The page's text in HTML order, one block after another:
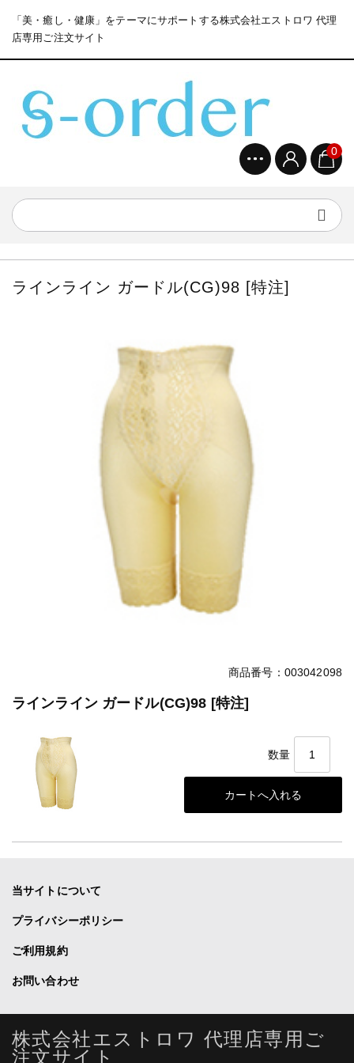
「美・癒し・健康」をテーマにサポートする株式会社エストロワ 代理
店専用ご注文サイト
0
ラインライン ガードル(CG)98 [特注]
商品番号：003042098
ラインライン ガードル(CG)98 [特注]
数量
当サイトについて
プライバシーポリシー
ご利用規約
お問い合わせ
株式会社エストロワ 代理店専用ご
注文サイト